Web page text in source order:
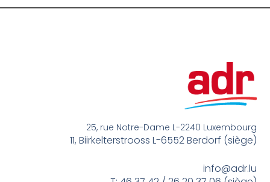
25, rue Notre-Dame L-2240 Luxembourg
11, Biirkelterstrooss L-6552 Berdorf (siège)
info@adr.lu